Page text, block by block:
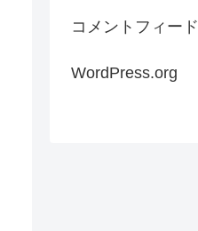
コメントフィード
WordPress.org